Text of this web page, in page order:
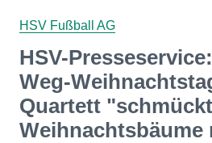
HSV Fußball AG
HSV-
Weg-
Quartett
Weihnachtsbäume